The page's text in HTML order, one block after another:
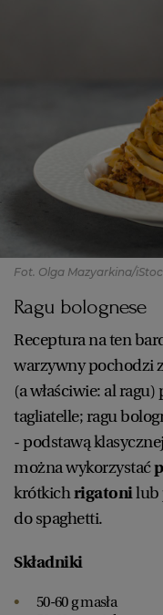
Fot. Olga Mazyarkina/
Ragu bolognese
Receptura na ten
warzywny pochodzi
(a właściwie: al
tagliatelle; ragu
- podstawą
można wykorzystać
krótkichrigatonilub
do spaghetti.
Składniki
50-60 g masła